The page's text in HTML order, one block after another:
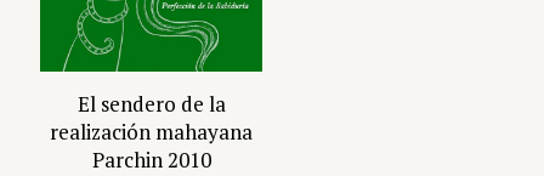
El sendero de la
realización mahayana
Parchin 2010